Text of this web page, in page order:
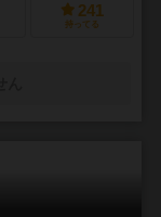
241
持ってる